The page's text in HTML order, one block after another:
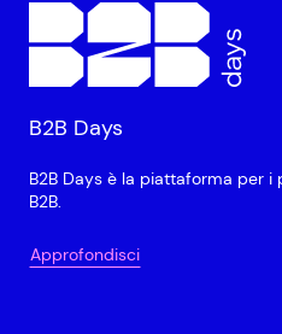
B2B Days
B2B Days è la piattaforma per
B2B.
Approfondisci